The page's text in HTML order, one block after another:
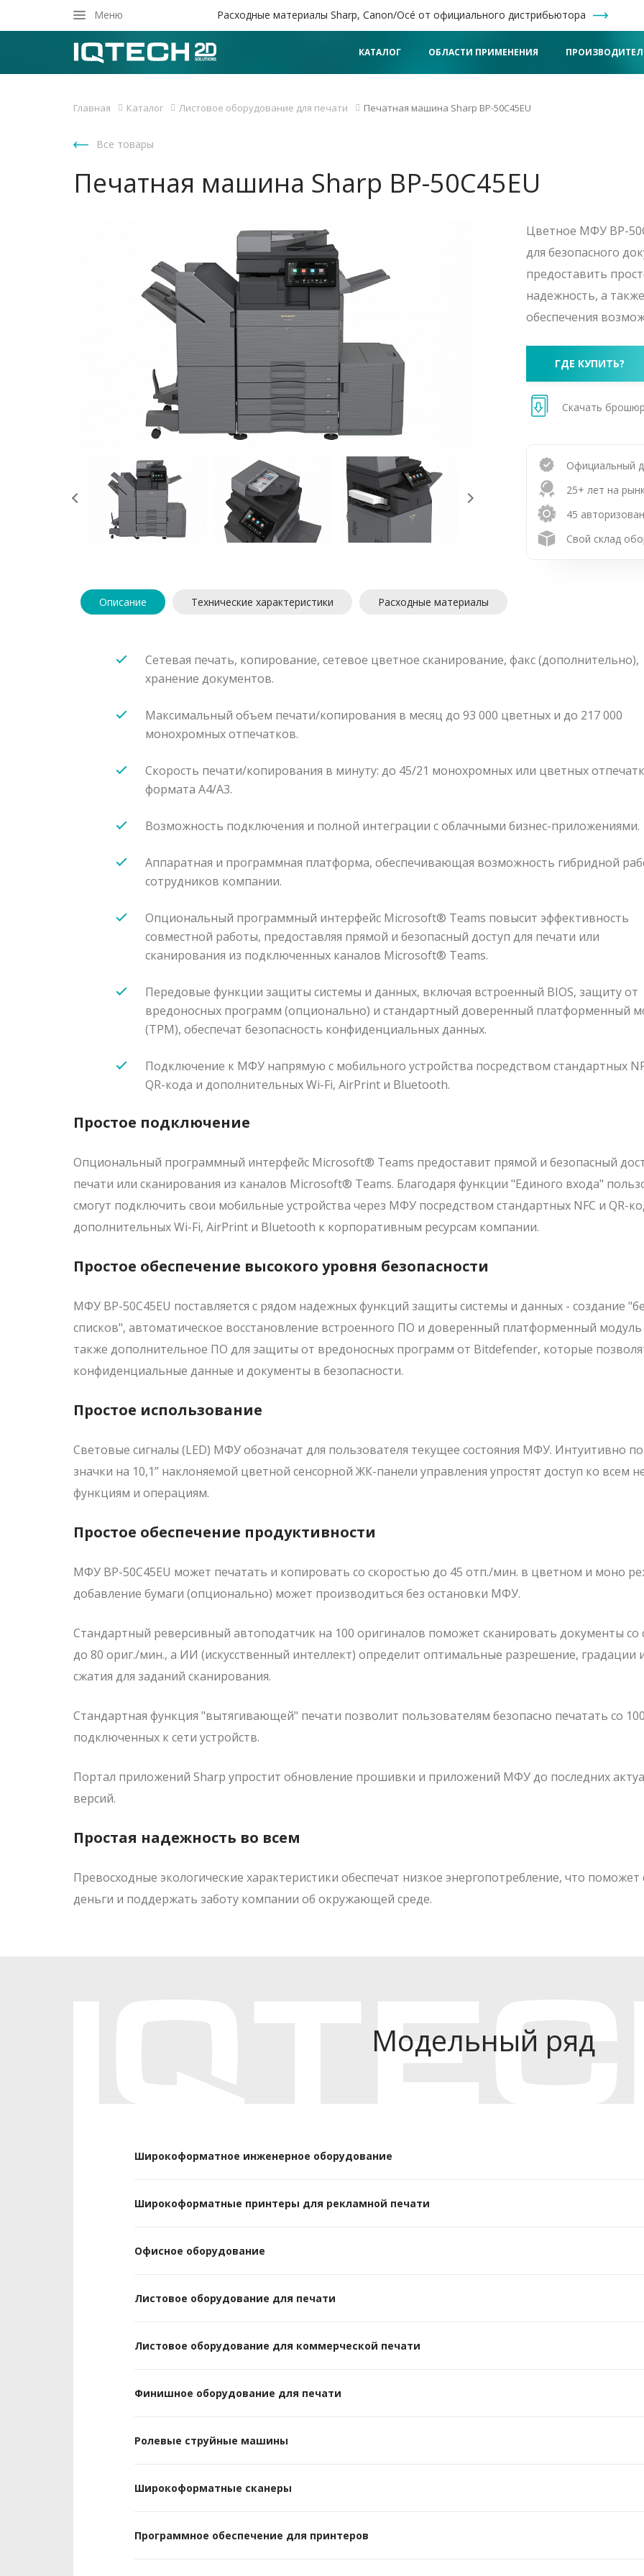
Меню
Расходные материалы Sharp, Canon/Océ от официального дистрибьютора
КАТАЛОГ ОБЛАСТИ ПРИМЕНЕНИЯ
Главная Каталог Листовое оборудование для печати Печатная машина Sharp BP-50C45EU
Все товары
Печатная машина Sharp BP-50C45EU
Цветное МФУ BP-
для безопасного
предоставить
надежность, а
обеспечения
ГДЕ КУПИТЬ?
Скачать
Официальный
25+ лет на
45
Свой склад
Описание Технические характеристики Расходные материалы
Сетевая печать, копирование, сетевое цветное сканирование, факс (дополнительно),
хранение документов.
Максимальный объем печати/копирования в месяц до 93 000 цветных и до 217 000
монохромных отпечатков.
Скорость печати/копирования в минуту: до 45/21 монохромных или цветных
формата A4/A3.
Возможность подключения и полной интеграции с облачными бизнес-приложениями.
Аппаратная и программная платформа, обеспечивающая возможность гибридной
сотрудников компании.
Опциональный программный интерфейс Microsoft® Teams повысит эффективность
совместной работы, предоставляя прямой и безопасный доступ для печати или
сканирования из подключенных каналов Microsoft® Teams.
Передовые функции защиты системы и данных, включая встроенный BIOS, защиту от
вредоносных программ (опционально) и стандартный доверенный платформенный
(TPM), обеспечат безопасность конфиденциальных данных.
Подключение к МФУ напрямую с мобильного устройства посредством стандартных
QR-кода и дополнительных Wi-Fi, AirPrint и Bluetooth.
Простое подключение
Опциональный программный интерфейс Microsoft® Teams предоставит прямой и безопасный
печати или сканирования из каналов Microsoft® Teams. Благодаря функции "Единого входа"
смогут подключить свои мобильные устройства через МФУ посредством стандартных NFC и QR-
дополнительных Wi-Fi, AirPrint и Bluetooth к корпоративным ресурсам компании.
Простое обеспечение высокого уровня безопасности
МФУ BP-50C45EU поставляется с рядом надежных функций защиты системы и данных - создание
списков", автоматическое восстановление встроенного ПО и доверенный платформенный модуль
также дополнительное ПО для защиты от вредоносных программ от Bitdefender, которые
конфиденциальные данные и документы в безопасности.
Простое использование
Световые сигналы (LED) МФУ обозначат для пользователя текущее состояния МФУ. Интуитивно
значки на 10,1” наклоняемой цветной сенсорной ЖК-панели управления упростят доступ ко всем
функциям и операциям.
Простое обеспечение продуктивности
МФУ BP-50C45EU может печатать и копировать со скоростью до 45 отп./мин. в цветном и моно
добавление бумаги (опционально) может производиться без остановки МФУ.
Стандартный реверсивный автоподатчик на 100 оригиналов поможет сканировать документы со
до 80 ориг./мин., а ИИ (искусственный интеллект) определит оптимальные разрешение, градации
сжатия для заданий сканирования.
Стандартная функция "вытягивающей" печати позволит пользователям безопасно печатать со 100
подключенных к сети устройств.
Портал приложений Sharp упростит обновление прошивки и приложений МФУ до последних
версий.
Простая надежность во всем
Превосходные экологические характеристики обеспечат низкое энергопотребление, что
деньги и поддержать заботу компании об окружающей среде.
Модельный ряд
Широкоформатное инженерное оборудование
Широкоформатные принтеры для рекламной печати
Офисное оборудование
Листовое оборудование для печати
Листовое оборудование для коммерческой печати
Финишное оборудование для печати
Ролевые струйные машины
Широкоформатные сканеры
Программное обеспечение для принтеров